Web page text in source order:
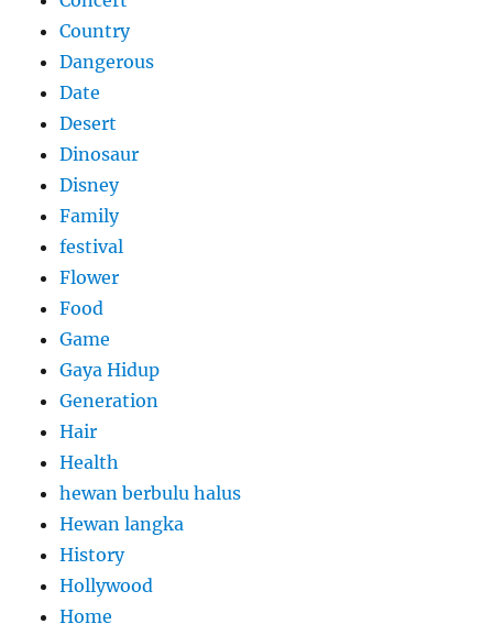
Country
Dangerous
Date
Desert
Dinosaur
Disney
Family
festival
Flower
Food
Game
Gaya Hidup
Generation
Hair
Health
hewan berbulu halus
Hewan langka
History
Hollywood
Home